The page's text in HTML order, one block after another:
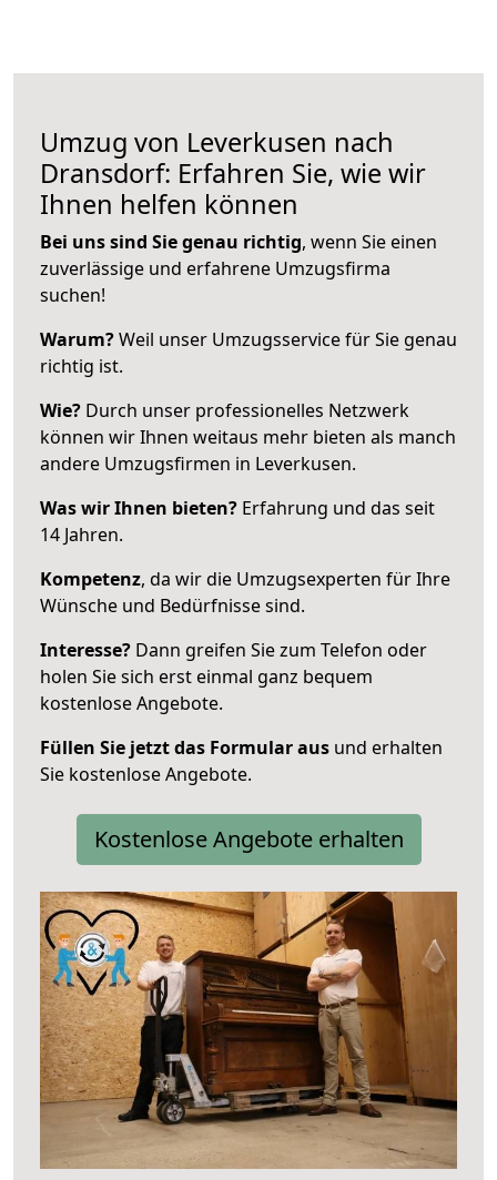
Umzug von Leverkusen nach
Dransdorf: Erfahren Sie, wie wir
Ihnen helfen können
Bei uns sind Sie genau richtig, wenn Sie einen
zuverlässige und erfahrene Umzugsfirma
suchen!
Warum?Weil unser Umzugsservice für Sie genau
richtig ist.
Wie? Durch unser professionelles Netzwerk
können wir Ihnen weitaus mehr bieten als manch
andere Umzugsfirmen in Leverkusen.
Was wir Ihnen bieten? Erfahrung und das seit
14 Jahren.
Kompetenz, da wir die Umzugsexperten für Ihre
Wünsche und Bedürfnisse sind.
Interesse? Dann greifen Sie zum Telefon oder
holen Sie sich erst einmal ganz bequem
kostenlose Angebote.
Füllen Sie jetzt das Formular aus und erhalten
Sie kostenlose Angebote.
Kostenlose Angebote erhalten